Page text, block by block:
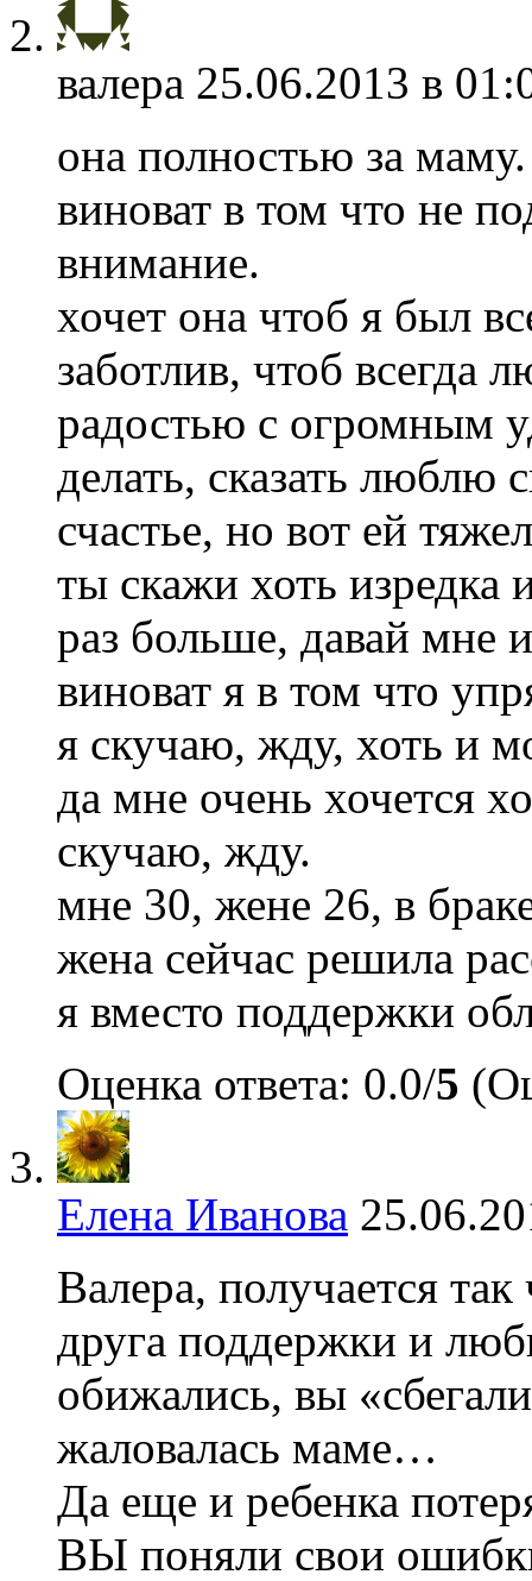
валера 25.06.2013 в
она полностью за маму.
виноват в том что не
внимание.
хочет она чтоб я был
заботлив, чтоб всегда
радостью с огромным
делать, сказать люблю
счастье, но вот ей
ты скажи хоть
раз больше, давай мне
виноват я в том что
я скучаю, жду, хоть и
да мне очень хочется
скучаю, жду.
мне 30, жене 26, в
жена сейчас решила
я вместо поддержки
Оценка ответа: 0.0/5
Елена Иванова
Валера, получается
друга поддержки и
обижались, вы
жаловалась маме…
Да еще и ребенка
ВЫ поняли свои